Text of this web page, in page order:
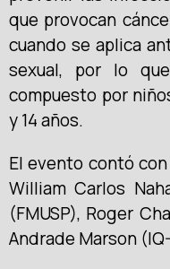
que provocan
cuando se aplica
sexual, por lo
compuesto por
y 14 años.
El evento contó
William Carlos
(FMUSP), Roger
Andrade Marson